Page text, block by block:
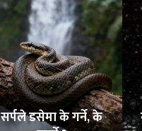
सर्पले डसेमा के गर्ने, के